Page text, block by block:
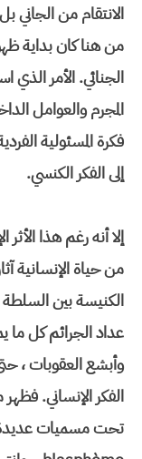
الانتقام من الجاني
من هنا كان بداية
الجنائي. الأمر
المجرم والعوامل
فكرة المسئولية
إلى الفكر الكنسي.
إلا أنه رغم هذا
من حياة الإنسانية
الكنيسة بين السلطة
عداد الجرائم كل ما
وأبشع العقوبات ،
الفكر الإنساني.